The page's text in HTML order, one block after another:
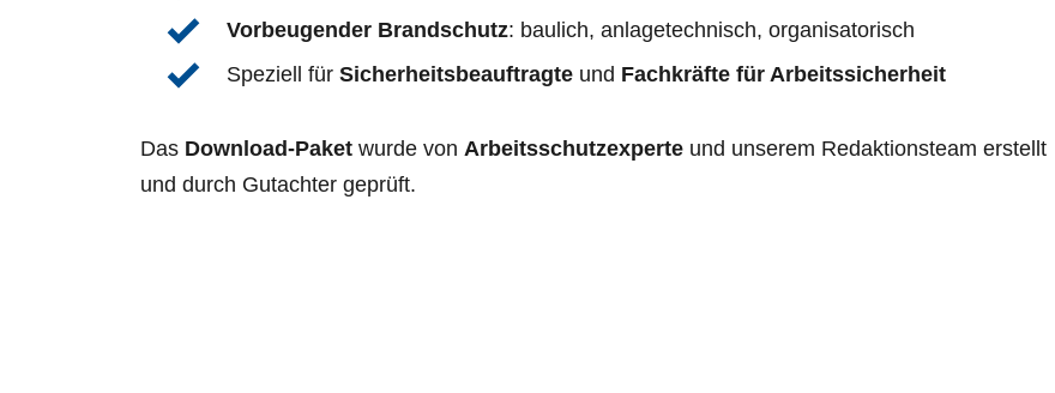
Vorbeugender Brandschutz: baulich, anlagetechnisch, organisatorisch
Speziell für Sicherheitsbeauftragte und Fachkräfte für Arbeitssicherheit
Das Download-Paket wurde von Arbeitsschutzexperte und unserem Redaktionsteam erstellt
und durch Gutachter geprüft.